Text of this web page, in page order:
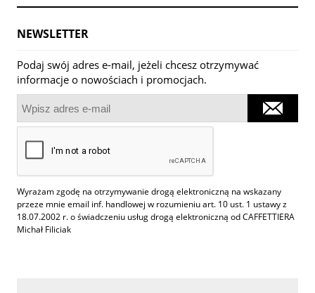
NEWSLETTER
Podaj swój adres e-mail, jeżeli chcesz otrzymywać
informacje o nowościach i promocjach.
Wyrażam zgodę na otrzymywanie drogą elektroniczną na wskazany
przeze mnie email inf. handlowej w rozumieniu art. 10 ust. 1 ustawy z
18.07.2002 r. o świadczeniu usług drogą elektroniczną od CAFFETTIERA
Michał Filiciak